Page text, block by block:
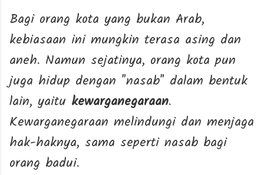
Bagi orang kota yang bukan Arab,
kebiasaan ini mungkin terasa asing dan
aneh. Namun sejatinya, orang kota pun
juga hidup dengan "nasab" dalam bentuk
lain, yaitu kewarganegaraan.
Kewarganegaraan melindungi dan menjaga
hak-haknya, sama seperti nasab bagi
orang badui.